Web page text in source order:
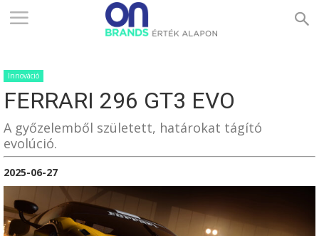
ONBRANDS
–
ÉRTÉK
ALAPON
Innováció
FERRARI 296 GT3 EVO
A győzelemből született, határokat tágító
evolúció.
2025-06-27